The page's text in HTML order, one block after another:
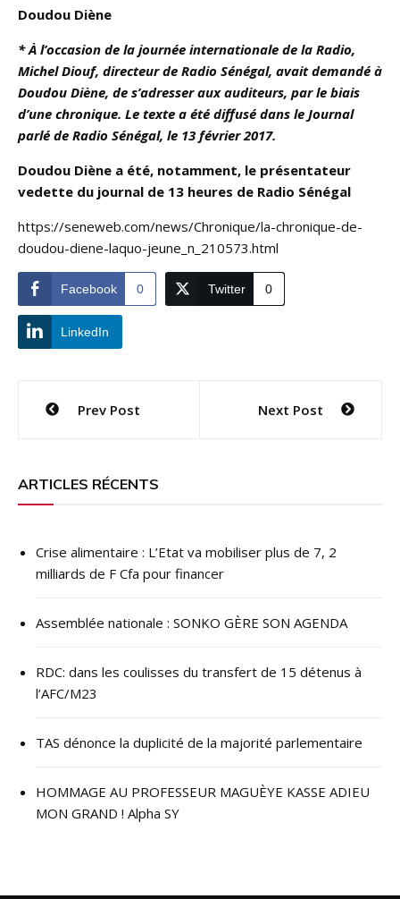
Doudou Diène
* À l’occasion de la journée internationale de la Radio,
Michel Diouf, directeur de Radio Sénégal, avait demandé à
Doudou Diène, de s’adresser aux auditeurs, par le biais
d’une chronique. Le texte a été diffusé dans le Journal
parlé de Radio Sénégal, le 13 février 2017.
Doudou Diène a été, notamment, le présentateur
vedette du journal de 13 heures de Radio Sénégal
https://seneweb.com/news/Chronique/la-chronique-de-
doudou-diene-laquo-jeune_n_210573.html
Facebook 0 Twitter 0
LinkedIn
Navigation
l’article
Prev Post Next Post
ARTICLES RÉCENTS
Crise alimentaire : L’Etat va mobiliser plus de 7, 2
milliards de F Cfa pour financer
Assemblée nationale : SONKO GÈRE SON AGENDA
RDC: dans les coulisses du transfert de 15 détenus à
l’AFC/M23
TAS dénonce la duplicité de la majorité parlementaire
HOMMAGE AU PROFESSEUR MAGUÈYE KASSE ADIEU
MON GRAND ! Alpha SY